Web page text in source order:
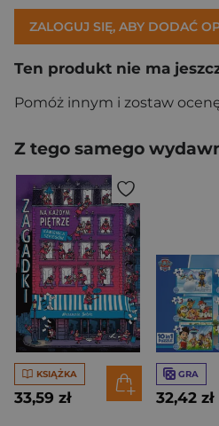
ZALOGUJ SIĘ, ABY DODAĆ
Ten produkt nie ma
Pomóż innym i zostaw
Z tego samego
KSIĄŻKA
33,59 zł
GRA
32,42 zł